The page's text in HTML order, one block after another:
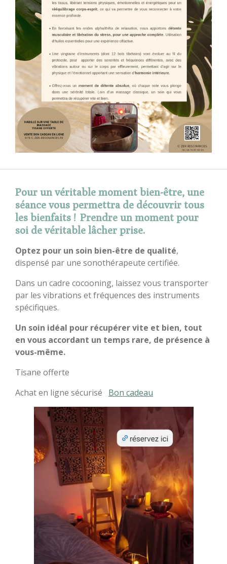
Pour un véritable moment bien-être, une
séance vous permettra de découvrir tous
les bienfaits ! Prendre un moment pour
soi de véritable lâcher prise.
Optez pour un soin bien-être de qualité,
dispensé par une sonothérapeute certifiée.
Dans un cadre cocooning, laissez vous transporter
par les vibrations et fréquences des instruments
spécifiques.
Un soin idéal pour récupérer vite et bien, tout
en vous accordant un temps rare, de présence à
vous-même.
Tisane offerte
Achat en ligne sécurisé
Bon cadeau